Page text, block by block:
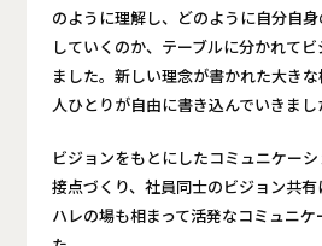
のように理解し、どのように自分自
していくのか、テーブルに分かれて
ました。新しい理念が書かれた大き
人ひとりが自由に書き込んでいきまし
ビジョンをもとにしたコミュニケー
接点づくり、社員同士のビジョン共
ハレの場も相まって活発なコミュニ